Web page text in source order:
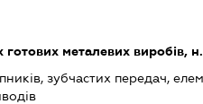
металевих виробів,
зубчастих передач,